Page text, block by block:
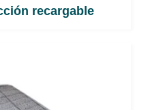
recargable